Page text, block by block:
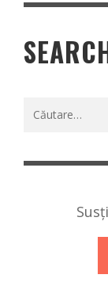
Caută